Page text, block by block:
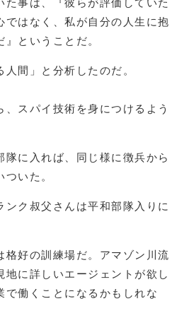
ではなく、私が自分の人生に抱
ということだ。
間」と分析したのだ。
、スパイ技術を身につけるよう
隊に入れば、同じ様に徴兵から
いた。
ンク叔父さんは平和部隊入りに
格好の訓練場だ。アマゾン川流
地に詳しいエージェントが欲し
で働くことになるかもしれな